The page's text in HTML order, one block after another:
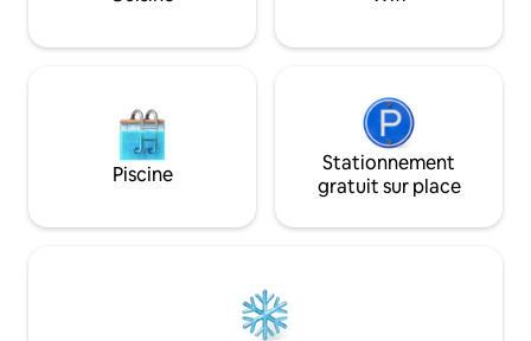
vélos à emprunter.
Piscine
Stationnement
gratuit sur place